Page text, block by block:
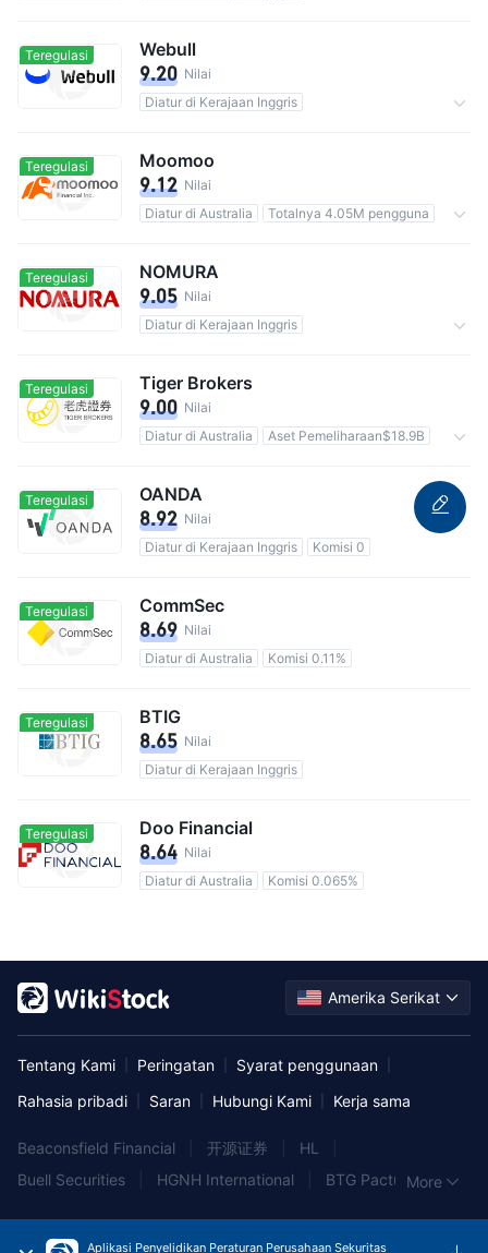
Teregulasi Webull
9.20 Nilai
Diatur di Kerajaan Inggris
Teregulasi Moomoo
9.12 Nilai
Diatur di Australia
Totalnya 4.05M pengguna
Teregulasi NOMURA
9.05 Nilai
Diatur di Kerajaan Inggris
Teregulasi Tiger Brokers
9.00 Nilai
Diatur di Australia
Aset Pemeliharaan$18.9B
Teregulasi OANDA
8.92 Nilai
Diatur di Kerajaan Inggris
Komisi 0
Teregulasi CommSec
8.69 Nilai
Diatur di Australia
Komisi 0.11%
Teregulasi BTIG
8.65 Nilai
Diatur di Kerajaan Inggris
Teregulasi Doo Financial
8.64 Nilai
Diatur di Australia
Komisi 0.065%
Amerika Serikat
Tentang Kami Peringatan Syarat penggunaan
Rahasia pribadi Saran Hubungi Kami Kerja sama
Beaconsfield Financial 开源证券 HL
Buell Securities
HGNH International BTG Pactual
|
Wocom
Aegis Capital Corporation Alliant Securities
More
Aplikasi Penyelidikan Peraturan Perusahaan Sekuritas